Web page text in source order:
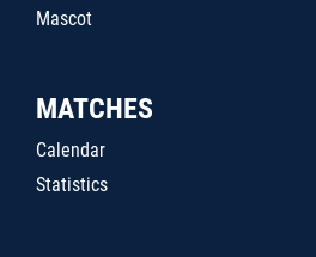
Mascot
MATCHES
Calendar
Statistics